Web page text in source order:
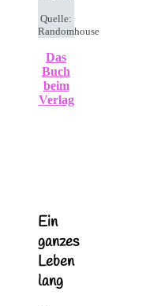
Quelle:
Randomhouse
Das
Buch
beim
Verlag
Ein
ganzes
Leben
lang